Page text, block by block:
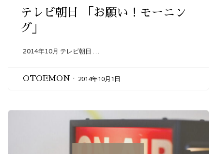
テレビ朝日 「お願い！モーニン
グ」
2014年10月 テレビ朝日 …
OTOEMON 2014年10月1日